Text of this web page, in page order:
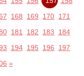
168 169 170 171
181 182 183
184
194 195 196
197
»